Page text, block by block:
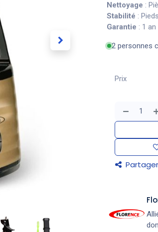
Nettoyage :
Stabilité :
Garantie : 1 an
2 personnes
Partager
Prix